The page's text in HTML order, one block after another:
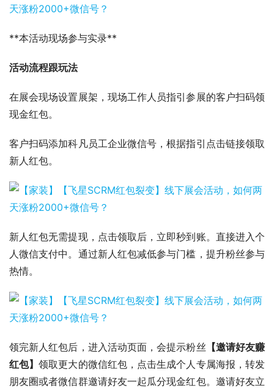
**本活动现场参与实录**
活动流程跟玩法
在展会现场设置展架，现场工作人员指引参展的客户扫码领
现金红包。
客户扫码添加科凡员工企业微信号，根据指引点击链接领取
新人红包。
新人红包无需提现，点击领取后，立即秒到账。直接进入个
人微信支付中。通过新人红包减低参与门槛，提升粉丝参与
热情。
领完新人红包后，进入活动页面，会提示粉丝 【邀请好友赚
红包】领取更大的微信红包，点击生成个人专属海报，转发
朋友圈或者微信群邀请好友一起瓜分现金红包。邀请好友立